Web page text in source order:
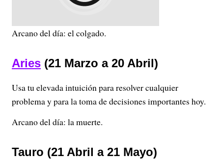
Arcano del día: el colgado.
Aries (21 Marzo a 20 Abril)
Usa tu elevada intuición para resolver cualquier
problema y para la toma de decisiones importantes hoy.
Arcano del día: la muerte.
Tauro (21 Abril a 21 Mayo)